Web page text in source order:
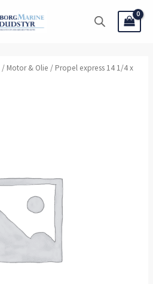
/ Motor & Olie / Propel express 14 1/4 x